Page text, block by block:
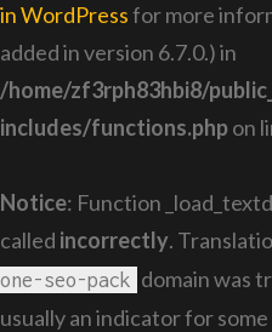
in WordPressfor more
added in version 6.7.0.) in
/home/zf3rph83hbi8/
includes/functions.phpon
Notice: Function
called incorrectly.
one-seo-pack domain was
usually an indicator for